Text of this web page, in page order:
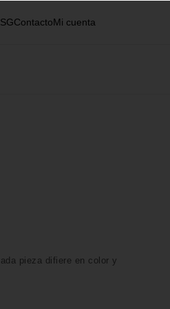
ContactoMi cuenta
pieza difiere en color y